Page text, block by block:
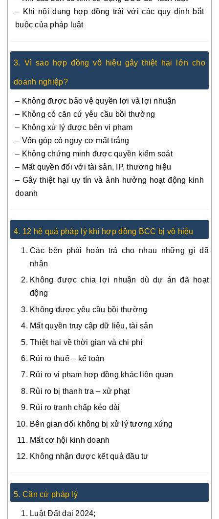
– Khi nội dung hợp đồng trái với các quy định bắt
buộc của pháp luật
3. Vì sao hợp đồng vô hiệu gây thiệt hại lớn cho
doanh nghiệp?
– Không được bảo vệ quyền lợi và lợi nhuận
– Không có căn cứ yêu cầu bồi thường
– Không xử lý được bên vi phạm
– Vốn góp có nguy cơ mất trắng
– Không chứng minh được quyền kiểm soát
– Mất quyền đối với tài sản, IP, thương hiệu
– Gây thiệt hại uy tín và ảnh hưởng hoạt động kinh
doanh
4. 12 hệ quả pháp lý khi hợp đồng BCC bị vô hiệu
Các bên phải hoàn trả cho nhau những gì đã
nhận
Không được chia lợi nhuận dù dự án đã hoạt
động
Không được yêu cầu bồi thường
Mất quyền truy cập dữ liệu, tài sản
Thiệt hại về thời gian và chi phí
Rủi ro thuế – kế toán
Rủi ro vi phạm hợp đồng khác liên quan
Rủi ro bị thanh tra – xử phạt
Rủi ro tranh chấp kéo dài
Bên gian dối không bị xử lý tương xứng
Mất cơ hội kinh doanh
Không nhận được kết quả đầu tư
5. Căn cứ pháp lý
Luật Đất đai 2024;